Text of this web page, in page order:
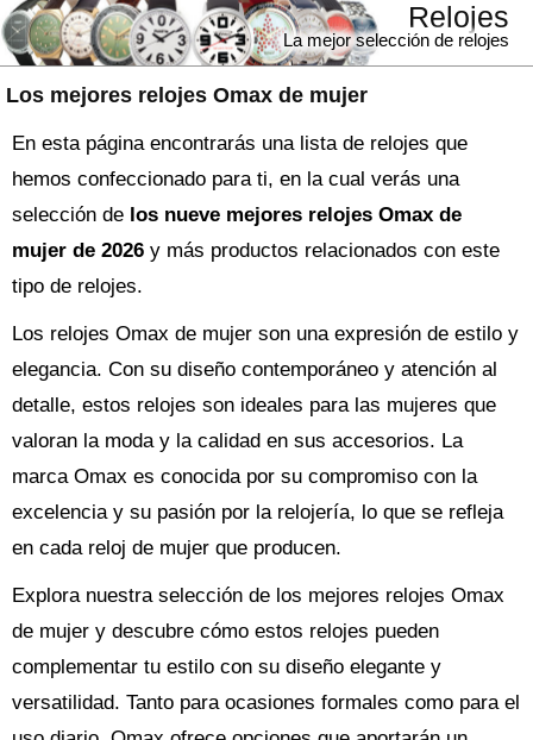
Los mejores relojes Omax de mujer
Relojes
La mejor selección de relojes
En esta página encontrarás una lista de relojes que
hemos confeccionado para ti, en la cual verás una
selección de los nueve mejores relojes Omax de
mujer de 2026 y más productos relacionados con este
tipo de relojes.
Los relojes Omax de mujer son una expresión de estilo y
elegancia. Con su diseño contemporáneo y atención al
detalle, estos relojes son ideales para las mujeres que
valoran la moda y la calidad en sus accesorios. La
marca Omax es conocida por su compromiso con la
excelencia y su pasión por la relojería, lo que se refleja
en cada reloj de mujer que producen.
Explora nuestra selección de los mejores relojes Omax
de mujer y descubre cómo estos relojes pueden
complementar tu estilo con su diseño elegante y
versatilidad. Tanto para ocasiones formales como para el